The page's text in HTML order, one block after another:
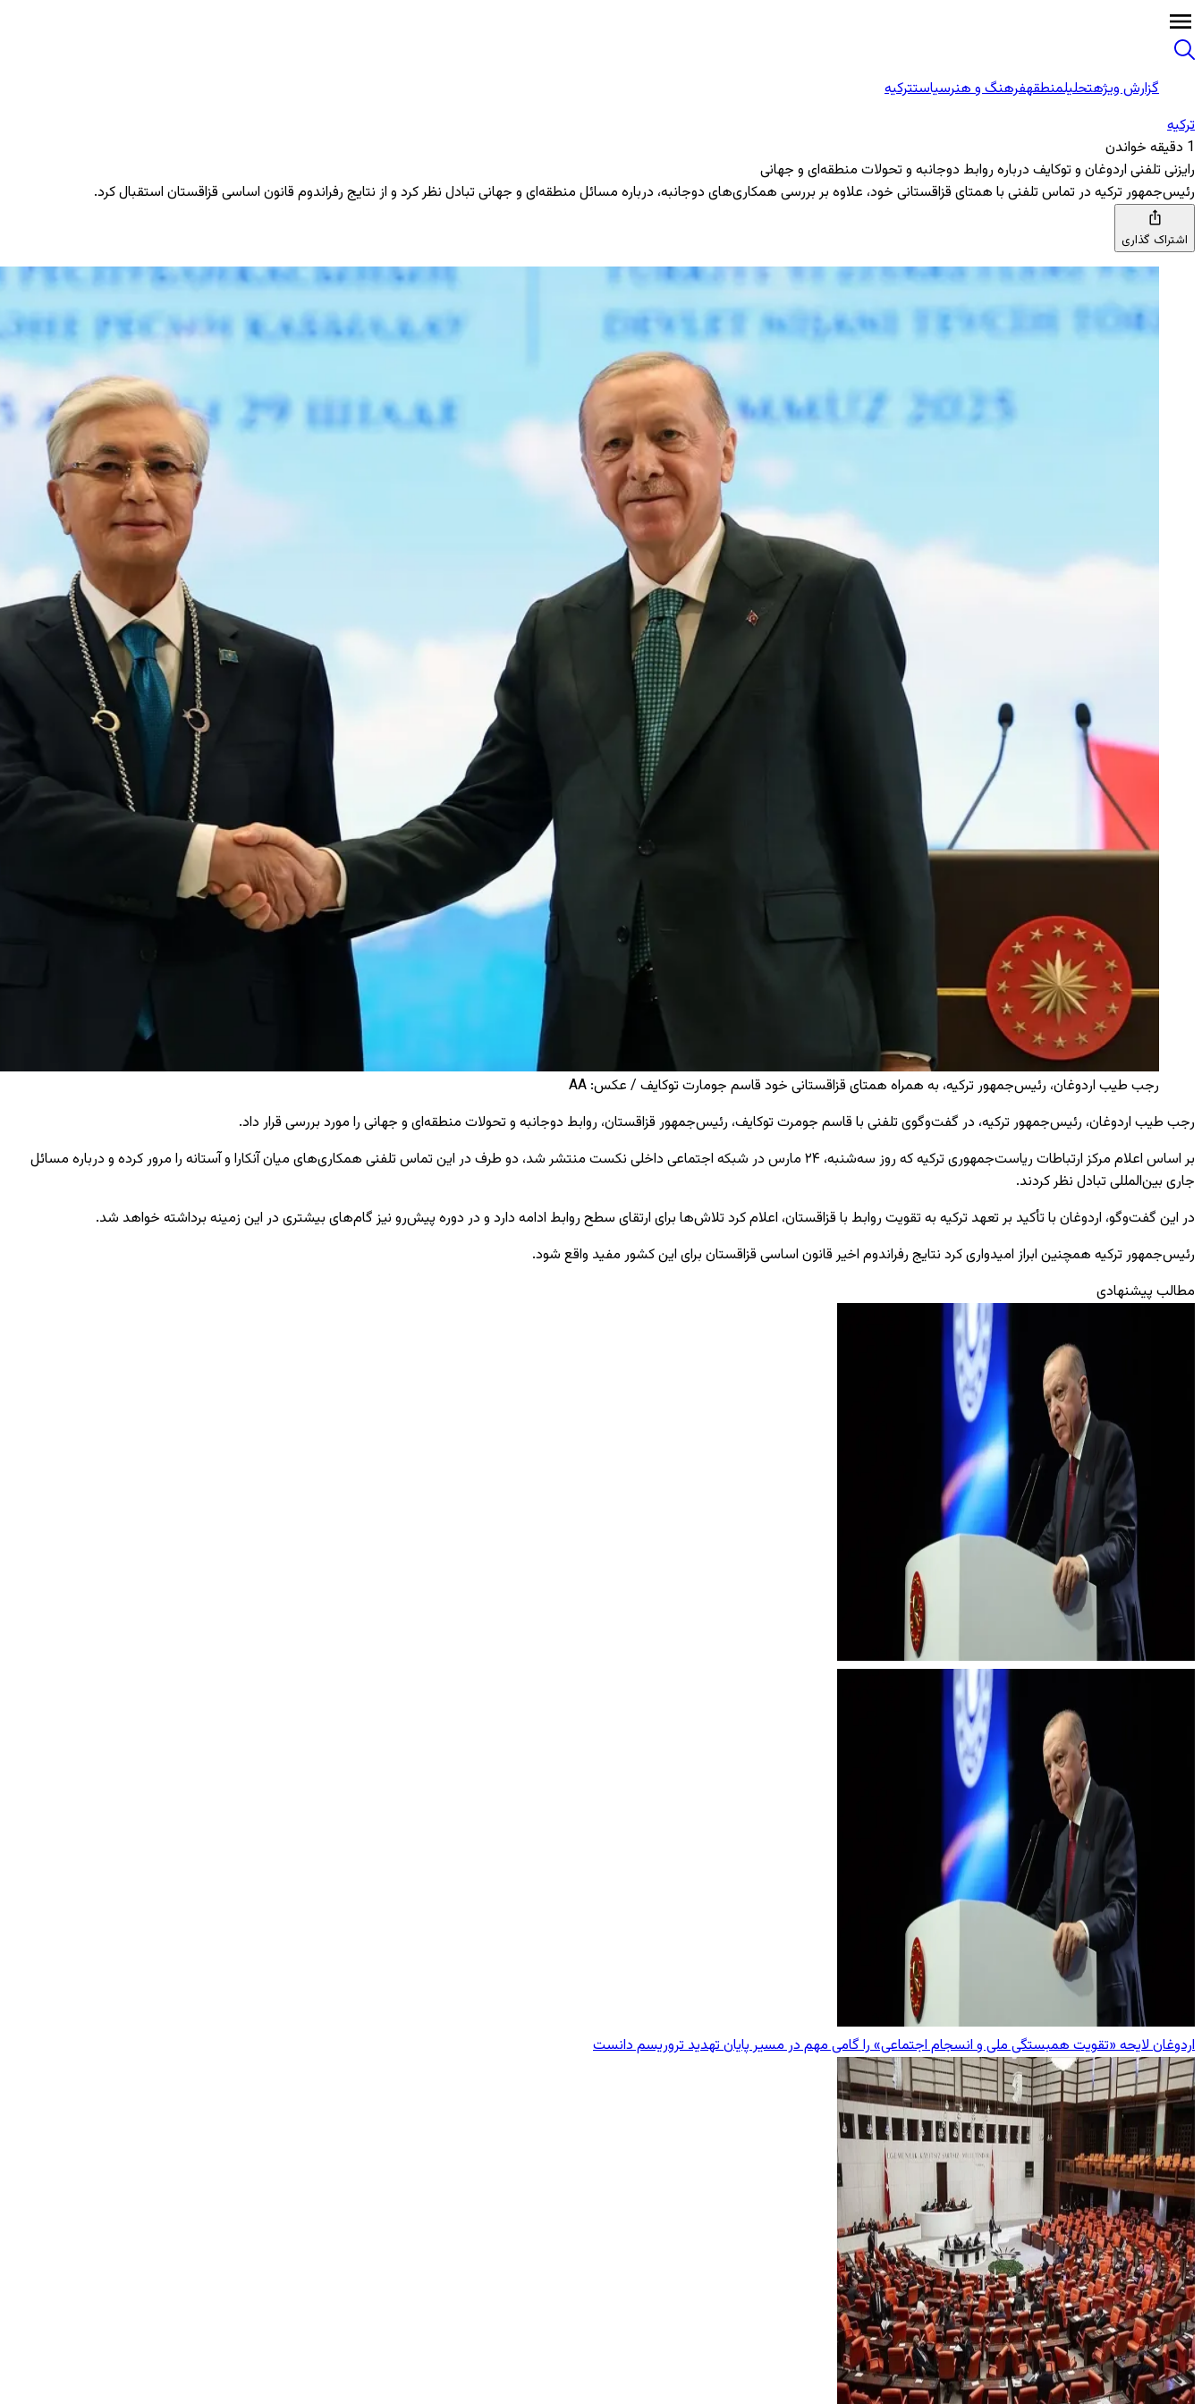
گزارش ویژهتحلیلمنطقهفرهنگ و هنرسیاستترکیه
ترکیه
1 دقیقه خواندن
رایزنی تلفنی اردوغان و توکایف درباره روابط دوجانبه و تحولات منطقه‌ای و جهانی
رئیس‌جمهور ترکیه در تماس تلفنی با همتای قزاقستانی خود، علاوه بر بررسی همکاری‌های دوجانبه، درباره مسائل منطقه‌ای و جهانی تبادل نظر کرد و از نتایج رفراندوم قانون اساسی قزاقستان استقبال کرد.
اشتراک گذاری
رجب طیب اردوغان، رئیس‌جمهور ترکیه، به همراه همتای قزاقستانی خود قاسم جومارت توکایف / عکس: AA
رجب طیب اردوغان، رئیس‌جمهور ترکیه، در گفت‌وگوی تلفنی با قاسم جومرت توکایف، رئیس‌جمهور قزاقستان، روابط دوجانبه و تحولات منطقه‌ای و جهانی را مورد بررسی قرار داد.
بر اساس اعلام مرکز ارتباطات ریاست‌جمهوری ترکیه که روز سه‌شنبه، ۲۴ مارس
در شبکه اجتماعی داخلی نکست منتشر شد، دو طرف در این تماس تلفنی همکاری‌های میان آنکارا و آستانه را مرور کرده و درباره مسائل
جاری بین‌المللی تبادل نظر کردند.
در این گفت‌وگو، اردوغان با تأکید بر تعهد ترکیه به تقویت روابط با قزاقستان، اعلام کرد تلاش‌ها برای ارتقای سطح روابط ادامه دارد و در دوره پیش‌رو نیز گام‌های بیشتری در این زمینه برداشته خواهد شد.
رئیس‌جمهور ترکیه همچنین ابراز امیدواری کرد نتایج رفراندوم اخیر قانون اساسی قزاقستان برای این کشور مفید واقع شود.
مطالب پیشنهادی
اردوغان لایحه «تقویت همبستگی ملی و انسجام اجتماعی» را گامی مهم در مسیر پایان تهدید تروریسم دانست